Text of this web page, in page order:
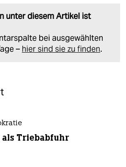
unter diesem Artikel ist
bei ausgewählten
– hier sind sie zu finden.
als Triebabfuhr